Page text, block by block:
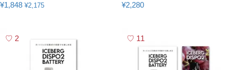
¥1,848 ¥2,175 ¥2,280
2 11